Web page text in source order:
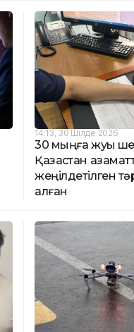
14:13, 30 Шілде 2026
30 мыңға жуық
Қазақстан
жеңілдетілген
алған